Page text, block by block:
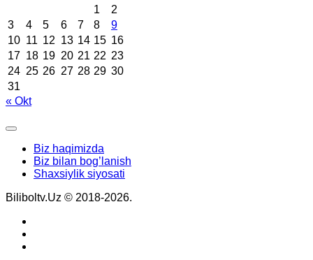
1
2
3
4 5 6 7 8
9
10 11 12 13 14 15 16
17 18 19 20 21 22 23
24 25 26 27 28 29 30
31
« Okt
Biz haqimizda
Biz bilan bog’lanish
Shaxsiylik siyosati
Biliboltv.Uz © 2018-2026.